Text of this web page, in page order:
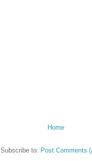
Home
Subscribe to: Post Comments